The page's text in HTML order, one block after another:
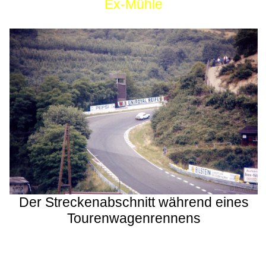
Ex-Mühle
Der Streckenabschnitt während eines
Tourenwagenrennens